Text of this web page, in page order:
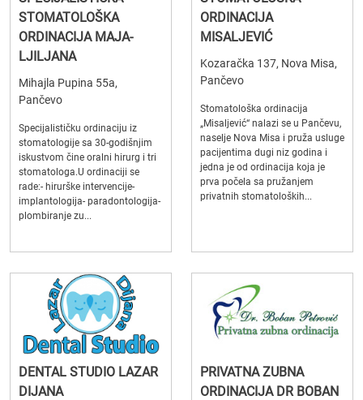
STOMATOLOŠKA
ORDINACIJA MAJA-
LJILJANA
Mihajla Pupina 55a,
Pančevo
Specijalističku ordinaciju iz
stomatologije sa 30-godišnjim
iskustvom čine oralni hirurg i tri
stomatologa.U ordinaciji se
rade:- hirurške intervencije-
implantologija- paradontologija-
plombiranje zu...
ORDINACIJA
MISALJEVIĆ
Kozaračka 137, Nova Misa,
Pančevo
Stomatološka ordinacija
„Misaljević“ nalazi se u Pančevu,
naselje Nova Misa i pruža usluge
pacijentima dugi niz godina i
jedna je od ordinacija koja je
prva počela sa pružanjem
privatnih stomatoloških...
DENTAL STUDIO LAZAR
DIJANA
PRIVATNA ZUBNA
ORDINACIJA DR BOBAN